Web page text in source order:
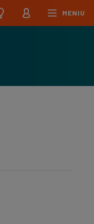
MENIU